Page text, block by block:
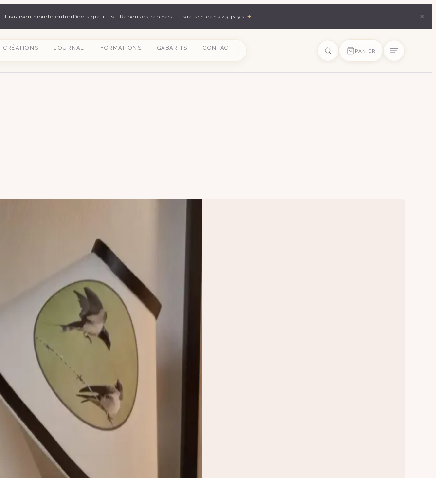
Livraison monde entierDevis gratuits · Réponses rapides · Livraison dans 43 pays ✦ ×
CRÉATIONS JOURNAL FORMATIONS GABARITS CONTACT PANIER